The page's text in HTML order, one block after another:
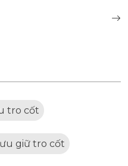
tro cốt
giữ tro cốt